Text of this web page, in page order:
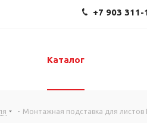
+7 903 311-
Каталог
- Монтажная подставка для